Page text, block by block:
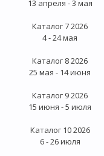
13 апреля - 3 мая
Каталог 7 2026
4 - 24 мая
Каталог 8 2026
25 мая - 14 июня
Каталог 9 2026
15 июня - 5 июля
Каталог 10 2026
6 - 26 июля